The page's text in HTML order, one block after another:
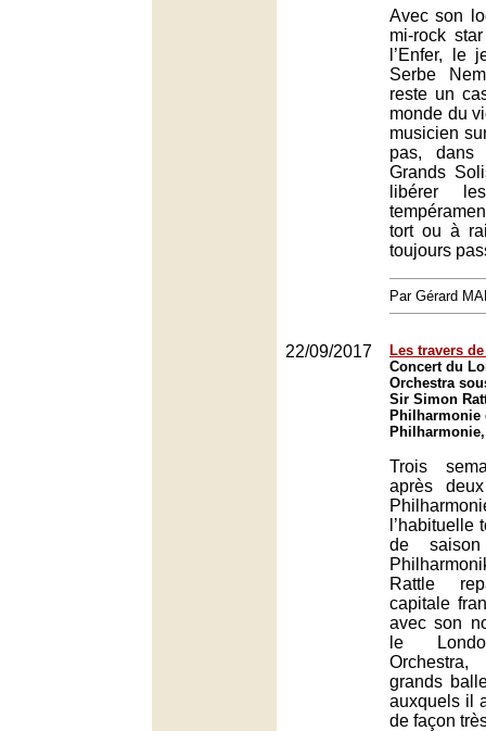
Avec son
mi-rock
l’Enfer, le
Serbe
reste un
monde du
musicien
pas,
Grands
libérer
tort ou à
toujours
Par Gérard
22/09/2017
Les travers
Concert du
Orchestra
Sir Simon
Philharmonie
Trois
après
l’habituelle
de
Rattle
capitale
avec son
le
grands
auxquels il
de façon